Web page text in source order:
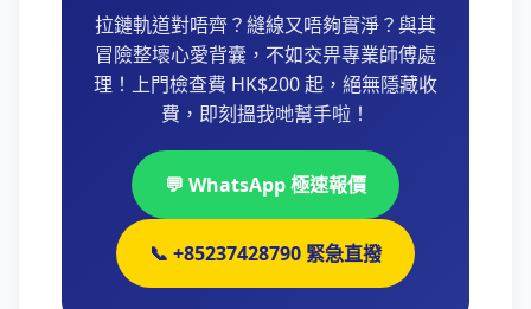
拉鏈軌道對唔齊？縫線又唔夠實淨？與其
冒險整壞心愛背囊，不如交畀專業師傅處
理！上門檢查費 HK$200 起，絕無隱藏收
費，即刻搵我哋幫手啦！
💬 WhatsApp 極速報價
📞 +85237428790 緊急直撥